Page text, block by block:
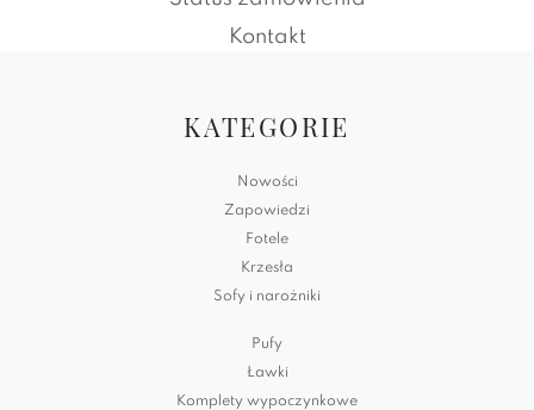
Kontakt
KATEGORIE
Nowości
Zapowiedzi
Fotele
Krzesła
Sofy i narożniki
Pufy
Ławki
Komplety wypoczynkowe